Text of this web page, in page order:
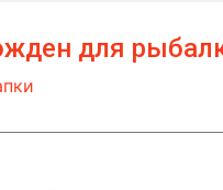
для